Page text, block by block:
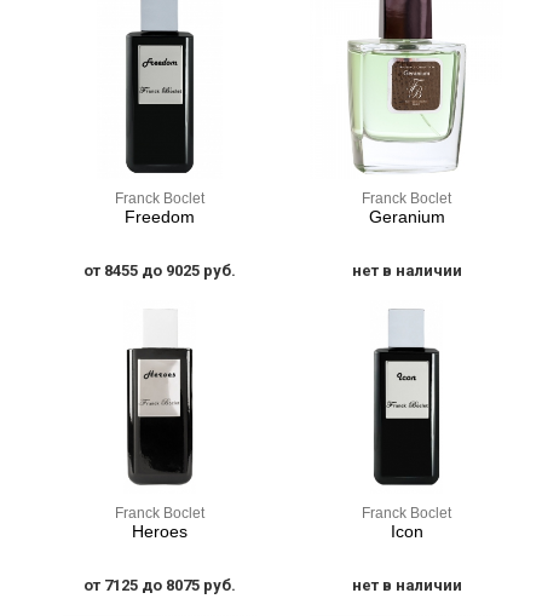
Franck Boclet
Freedom
от 8455 до 9025 руб.
Franck Boclet
Geranium
нет в наличии
Franck Boclet
Heroes
от 7125 до 8075 руб.
Franck Boclet
Icon
нет в наличии